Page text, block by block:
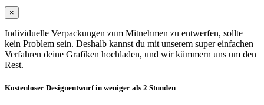
×
Individuelle Verpackungen zum Mitnehmen zu entwerfen, sollte
kein Problem sein. Deshalb kannst du mit unserem super einfachen
Verfahren deine Grafiken hochladen, und wir kümmern uns um den
Rest.
Kostenloser Designentwurf in weniger als 2 Stunden